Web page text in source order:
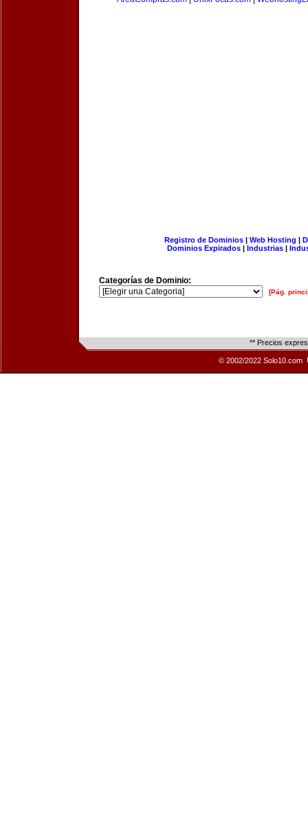
Registro de Dominios| Web Hosting |
Dominios Expirados | Industrias |
Categorías de Dominio:
[Pág.
** Precios
© 2002/2022 Solo10.com